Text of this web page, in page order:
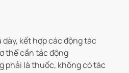
kết hợp các động tác
thể cần tác động
phải là thuốc, không có tác